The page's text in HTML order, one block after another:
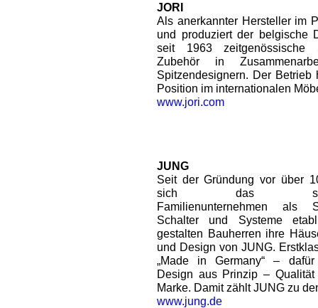
JORI
Als anerkannter Hersteller im
und produziert der belgische
seit 1963 zeitgenössische
Zubehör in
Spitzendesignern. Der
Position im internationalen
www.jori.com
JUNG
Seit der Gründung vor über
sich das
Familienunternehmen als
Schalter und Systeme
gestalten Bauherren ihre
und Design von JUNG.
„Made in Germany“ –
Design aus Prinzip –
Marke. Damit zählt JUNG zu
www.jung.de